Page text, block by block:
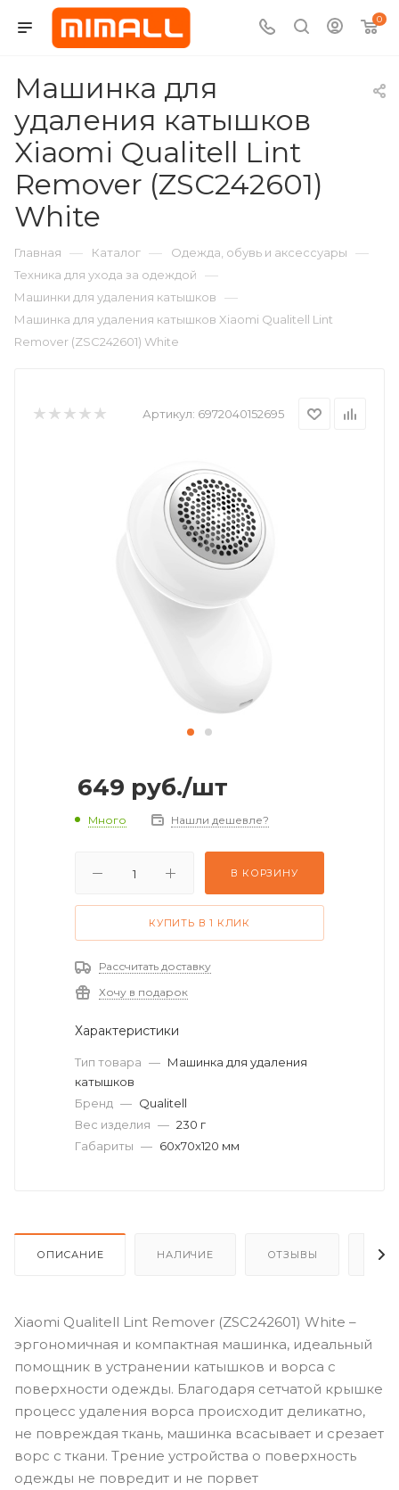
0
Машинка для
удаления катышков
Xiaomi Qualitell Lint
Remover (ZSC242601)
White
Главная — Каталог — Одежда, обувь и аксессуары —
Техника для ухода за одеждой —
Машинки для удаления катышков —
Машинка для удаления катышков Xiaomi Qualitell Lint
Remover (ZSC242601) White
Артикул: 6972040152695
649 руб./шт
Много Нашли дешевле?
В КОРЗИНУ
КУПИТЬ В 1 КЛИК
Рассчитать доставку
Хочу в подарок
Характеристики
Тип товара — Машинка для удаления
катышков
Бренд — Qualitell
Вес изделия — 230 г
Габариты — 60х70х120 мм
ОПИСАНИЕ НАЛИЧИЕ ОТЗЫВЫ
Xiaomi Qualitell Lint Remover (ZSC242601) White –
эргономичная и компактная машинка, идеальный
помощник в устранении катышков и ворса с
поверхности одежды. Благодаря сетчатой крышке
процесс удаления ворса происходит деликатно,
не повреждая ткань, машинка всасывает и срезает
ворс с ткани. Трение устройства о поверхность
одежды не повредит и не порвет